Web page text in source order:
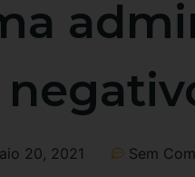
20, 2021 Sem